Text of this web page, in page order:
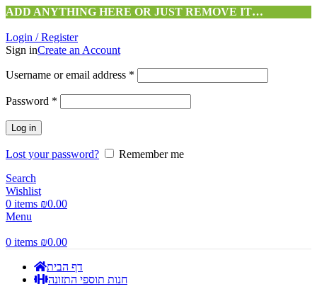
ADD ANYTHING HERE OR JUST REMOVE IT…
Login / Register
Sign inCreate an Account
Username or email address *
Password *
Log in
Lost your password?
Remember me
Search
Wishlist
0 items ₪0.00
Menu
0 items ₪0.00
דף הבית
חנות תוספי התזונה